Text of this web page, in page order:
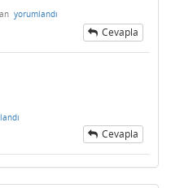
yorumlandı
Cevapla
Cevapla